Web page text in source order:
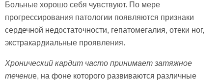
Больные хорошо себя чувствуют. По мере
прогрессирования патологии появляются признаки
сердечной недостаточности, гепатомегалия, отеки ног,
экстракардиальные проявления.
Хронический кардит часто принимает затяжное
течение, на фоне которого развиваются различные